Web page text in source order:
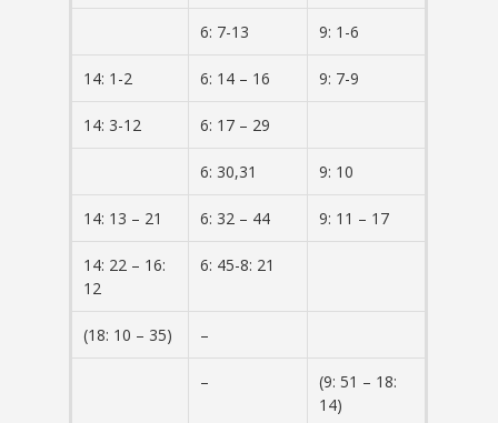
6: 7-13 9: 1-6
14: 1-2 6: 14 – 16 9: 7-9
14: 3-12 6: 17 – 29
6: 30,31 9: 10
14: 13 – 21 6: 32 – 44 9: 11 – 17
14: 22 – 16:
12
6: 45-8: 21
(18: 10 – 35) –
–
(9: 51 – 18:
14)